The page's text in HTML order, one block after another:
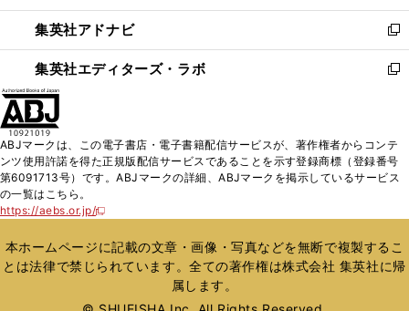
開
く
ウ
で
開
く
ン
ド
ウ
で
ウ
ィ
ン
ド
く
集英社アドナビ
新
し
い
ド
ウ
で
集英社エディターズ・ラボ
新
ィ
ン
ド
開
く
ABJマークは、この電子書店・電子書籍配信サービスが、著作権者からコンテ
ンツ使用許諾を得た正規版配信サービスであることを示す登録商標（登録番号
第6091713号）です。ABJマークの詳細、ABJマークを掲示しているサービス
の一覧はこちら。
https://aebs.or.jp/
新
い
ウ
ィ
本ホームページに記載の文章・画像・写真などを無断で複製するこ
とは法律で禁じられています。全ての著作権は株式会社 集英社に帰
属します。